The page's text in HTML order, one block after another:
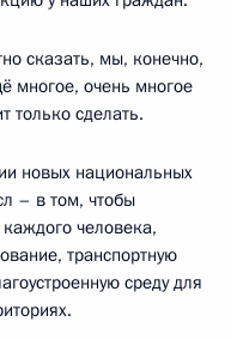
сказать, мы, конечно,
многое, очень многое
только сделать.
новых национальных
– в том, чтобы
человека,
транспортную
среду для